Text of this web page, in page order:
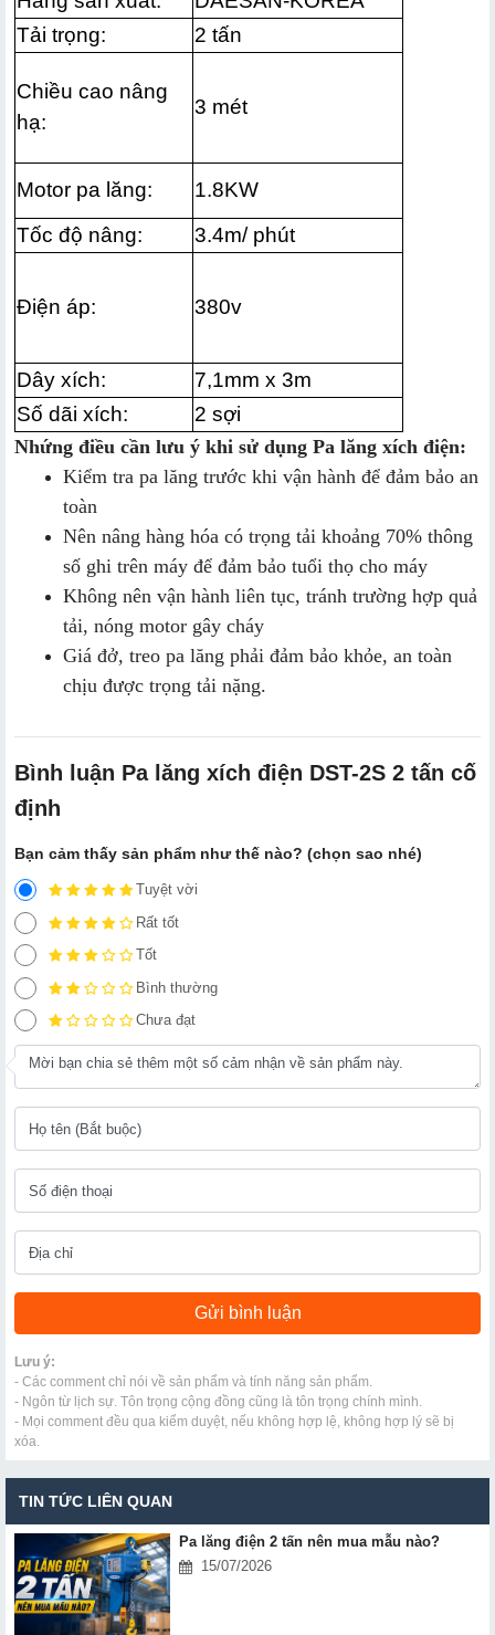
Tải trọng:
2 tấn
Chiều cao nâng
hạ:
3 mét
Motor pa lăng:
1.8KW
Tốc độ nâng:
3.4m/ phút
Điện áp: 380v
Dây xích:
7,1mm x 3m
Số dãi xích:
2 sợi
Nhứng điều cần lưu ý khi sử dụng Pa lăng xích điện:
Kiểm tra pa lăng trước khi vận hành để đảm bảo an
toàn
Nên nâng hàng hóa có trọng tải khoảng 70% thông
số ghi trên máy để đảm bảo tuổi thọ cho máy
Không nên vận hành liên tục, tránh trường hợp quả
tải, nóng motor gây cháy
Giá đở, treo pa lăng phải đảm bảo khỏe, an toàn
chịu được trọng tải nặng.
Bình luận Pa lăng xích điện DST-2S 2 tấn cố
định
Bạn cảm thấy sản phẩm như thế nào? (chọn sao nhé)
Tuyệt vời
Rất tốt
Tốt
Bình thường
Chưa đạt
Lưu ý:
- Các comment chỉ nói về sản phẩm và tính năng sản phẩm.
- Ngôn từ lịch sự. Tôn trọng cộng đồng cũng là tôn trọng chính mình.
- Mọi comment đều qua kiểm duyệt, nếu không hợp lệ, không hợp lý sẽ bị
xóa.
TIN TỨC LIÊN QUAN
Pa lăng điện 2 tấn nên mua mẫu nào?
15/07/2026